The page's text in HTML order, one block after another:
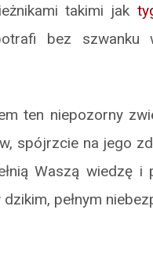
takimi jak
bez szwanku
ten niepozorny
spójrzcie na jego
Waszą wiedzę i
pełnym